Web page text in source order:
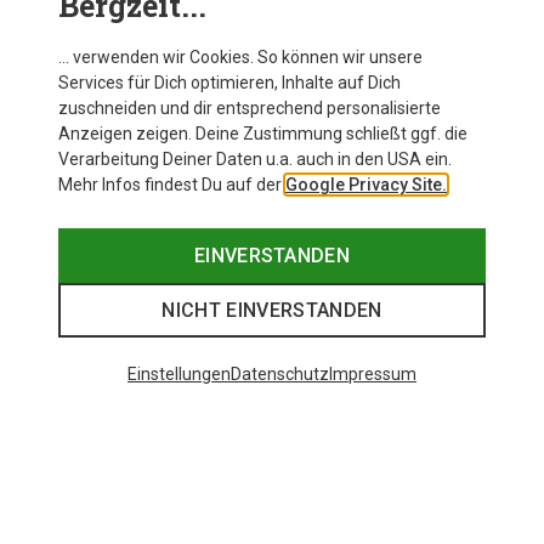
… verwenden wir Cookies. So können wir unsere
Services für Dich optimieren, Inhalte auf Dich
zuschneiden und dir entsprechend personalisierte
Anzeigen zeigen. Deine Zustimmung schließt ggf. die
Verarbeitung Deiner Daten u.a. auch in den USA ein.
Mehr Infos findest Du auf der Google Privacy Site.
EINVERSTANDEN
NICHT EINVERSTANDEN
EinstellungenDatenschutz Impressum